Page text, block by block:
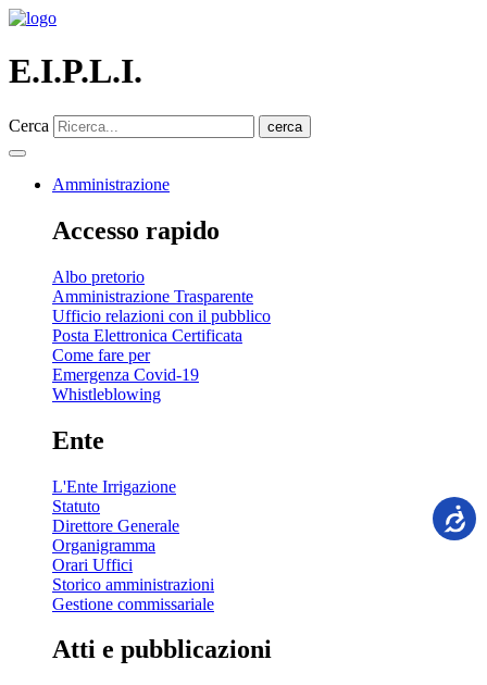
E.I.P.L.I.
Cerca cerca
Amministrazione
Accesso rapido
Albo pretorio
Amministrazione Trasparente
Ufficio relazioni con il pubblico
Posta Elettronica Certificata
Come fare per
Emergenza Covid-19
Whistleblowing
Ente
L'Ente Irrigazione
Statuto
Direttore Generale
Organigramma
Orari Uffici
Storico amministrazioni
Gestione commissariale
Atti e pubblicazioni